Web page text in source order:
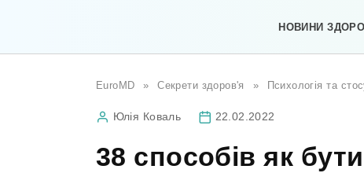
НОВИНИ
EuroMD » Секрети здоров'я » Психологія та
Юлія Коваль 22.02.2022
38 способів як